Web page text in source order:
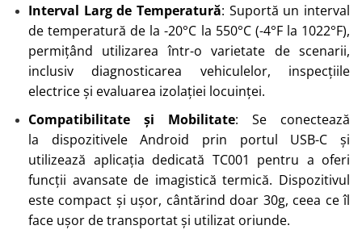
Interval Larg de Temperatură: Suportă un interval
de temperatură de la -20°C la 550°C (-4°F la 1022°F),
permițând utilizarea într-o varietate de scenarii,
inclusiv diagnosticarea vehiculelor, inspecțiile
electrice și evaluarea izolației locuinței.
Compatibilitate și Mobilitate: Se conectează
la dispozitivele Android prin portul USB-C și
utilizează aplicația dedicată TC001 pentru a oferi
funcții avansate de imagistică termică. Dispozitivul
este compact și ușor, cântărind doar 30g, ceea ce îl
face ușor de transportat și utilizat oriunde.